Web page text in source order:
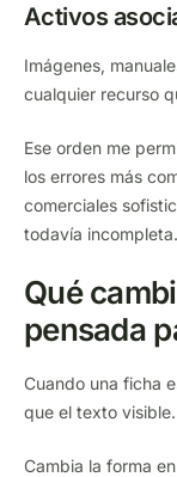
Activos
Imágenes,
cualquier recurso
Ese orden me
los errores más
comerciales
todavía incompleta.
Qué
pensada
Cuando una ficha
que el texto visible.
Cambia la forma